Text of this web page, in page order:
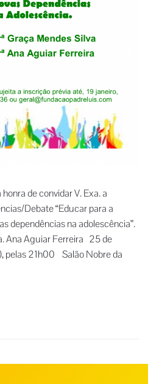
de convidar V. Exa. a
Debate “Educar para a
dependências na adolescência”.
Ana Aguiar Ferreira 25 de
pelas 21h00 Salão Nobre da